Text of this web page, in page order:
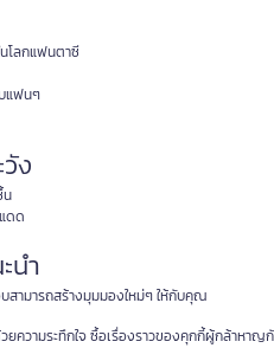
โลกแฟนตาซี
แฟนๆ
ง
น
ดด
นำ
สามารถสร้างมุมมองใหม่ๆ ให้กับคุณ
วามระทึกใจ ซื้อเรื่องราวของคุกกี้ผู้กล้าหาญ